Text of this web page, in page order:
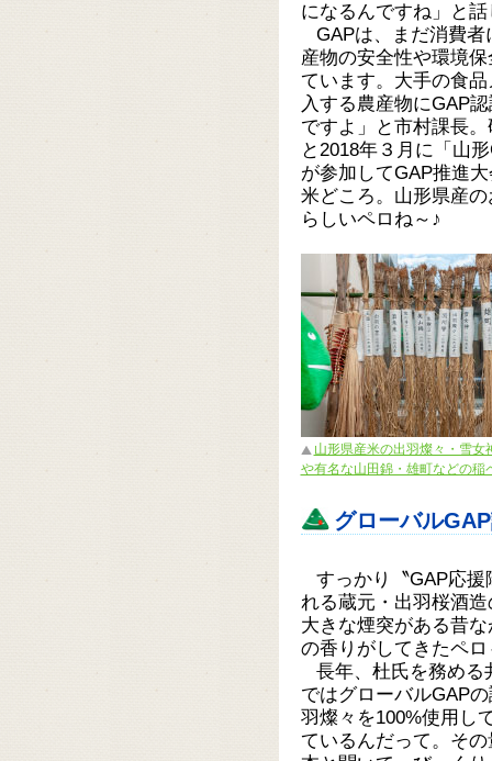
になるんですね」と
GAPは、まだ消費
産物の安全性や環境
ています。大手の食
入する農産物にGAP
ですよ」と市村課長
と2018年３月に「山
が参加してGAP推進
米どころ。山形県産
らしいペロね～♪
山形県産米の出羽燦々・雪女
や有名な山田錦・雄町などの稲
グローバル
すっかり〝GAP応
れる蔵元・出羽桜酒
大きな煙突がある昔
の香りがしてきたペロ
長年、杜氏を務める
ではグローバルGAP
羽燦々を100%使用し
ているんだって。そ